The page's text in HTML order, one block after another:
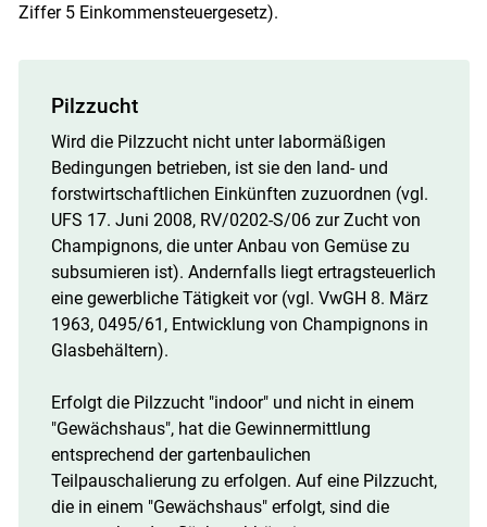
Ziffer 5 Einkommensteuergesetz).
Pilzzucht
Wird die Pilzzucht nicht unter labormäßigen
Bedingungen betrieben, ist sie den land- und
forstwirtschaftlichen Einkünften zuzuordnen (vgl.
UFS 17. Juni 2008, RV/​0202-S/​06 zur Zucht von
Champignons, die unter Anbau von Gemüse zu
subsumieren ist). Andernfalls liegt ertragsteuerlich
eine gewerbliche Tätigkeit vor (vgl. VwGH 8. März
1963, 0495/​61, Entwicklung von Champignons in
Glasbehältern).
Erfolgt die Pilzzucht "indoor" und nicht in einem
"Gewächshaus", hat die Gewinnermittlung
entsprechend der gartenbaulichen
Teilpauschalierung zu erfolgen. Auf eine Pilzzucht,
die in einem "Gewächshaus" erfolgt, sind die